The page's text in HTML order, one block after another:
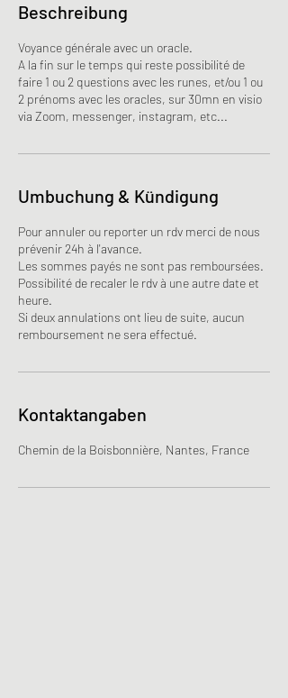
Beschreibung
Voyance générale avec un oracle.
A la fin sur le temps qui reste possibilité de
faire 1 ou 2 questions avec les runes, et/ou 1 ou
2 prénoms avec les oracles, sur 30mn en visio
via Zoom, messenger, instagram, etc...
Umbuchung & Kündigung
Pour annuler ou reporter un rdv merci de nous
prévenir 24h à l'avance.
Les sommes payés ne sont pas remboursées.
Possibilité de recaler le rdv à une autre date et
heure.
Si deux annulations ont lieu de suite, aucun
remboursement ne sera effectué.
Kontaktangaben
Chemin de la Boisbonnière, Nantes, France